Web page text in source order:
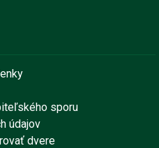
sporu
údajov
dvere